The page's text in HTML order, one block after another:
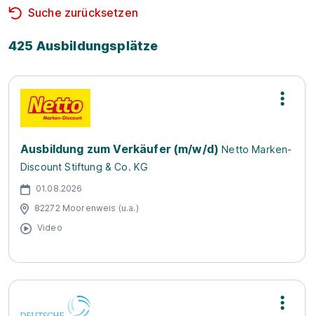
Suche zurücksetzen
425 Ausbildungsplätze
Ausbildung zum Verkäufer (m/w/d) Netto Marken-
Discount Stiftung & Co. KG
01.08.2026
82272 Moorenweis (u.a.)
Video